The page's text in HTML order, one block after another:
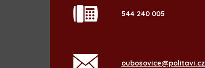
544 240 005
oubosovice@politavi.cz